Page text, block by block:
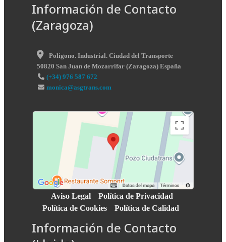
Información de Contacto
(Zaragoza)
Poligono. Industrial. Ciudad del Transporte
50820 San Juan de Mozarrifar (Zaragoza) España
(+34) 976 587 672
monica@asgtrans.com
Aviso Legal
Política de Privacidad
Política de Cookies
Política de Calidad
Información de Contacto